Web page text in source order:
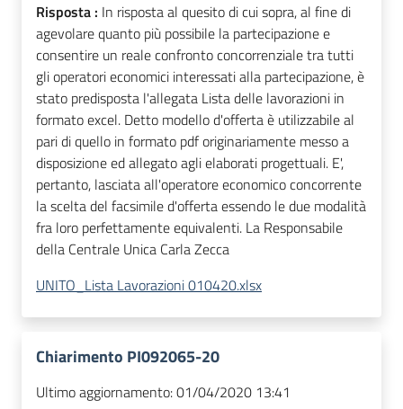
Risposta : In risposta al quesito di cui sopra, al fine di
agevolare quanto più possibile la partecipazione e
consentire un reale confronto concorrenziale tra tutti
gli operatori economici interessati alla partecipazione, è
stato predisposta l'allegata Lista delle lavorazioni in
formato excel. Detto modello d'offerta è utilizzabile al
pari di quello in formato pdf originariamente messo a
disposizione ed allegato agli elaborati progettuali. E',
pertanto, lasciata all'operatore economico concorrente
la scelta del facsimile d'offerta essendo le due modalità
fra loro perfettamente equivalenti. La Responsabile
della Centrale Unica Carla Zecca
UNITO_Lista Lavorazioni 010420.xlsx
Chiarimento PI092065-20
Ultimo aggiornamento:01/04/2020 13:41